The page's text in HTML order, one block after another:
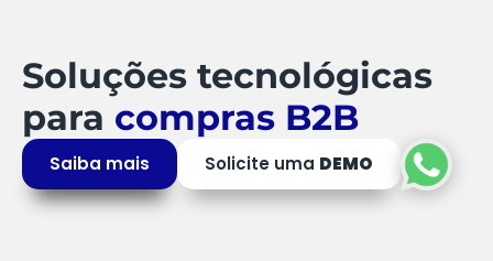
Soluções tecnológicas
para compras B2B
Saiba mais Solicite uma DEMO